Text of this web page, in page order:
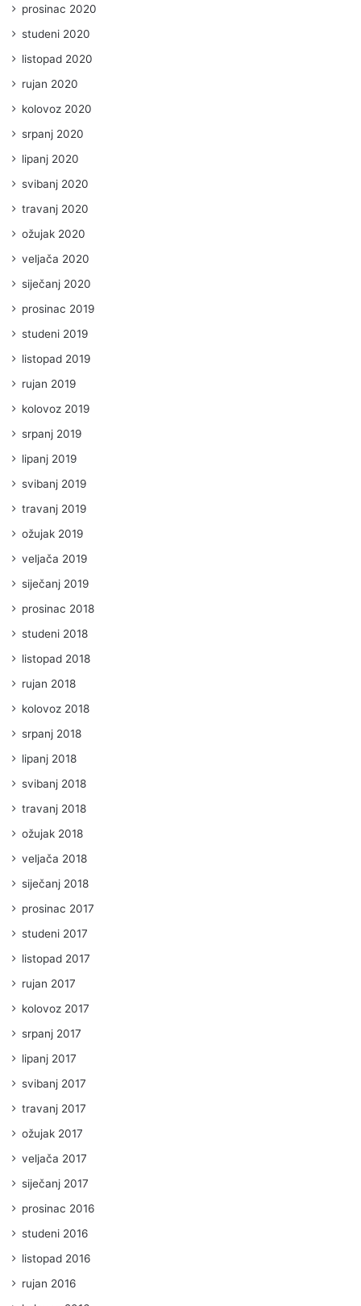
prosinac 2020
studeni 2020
listopad 2020
rujan 2020
kolovoz 2020
srpanj 2020
lipanj 2020
svibanj 2020
travanj 2020
ožujak 2020
veljača 2020
siječanj 2020
prosinac 2019
studeni 2019
listopad 2019
rujan 2019
kolovoz 2019
srpanj 2019
lipanj 2019
svibanj 2019
travanj 2019
ožujak 2019
veljača 2019
siječanj 2019
prosinac 2018
studeni 2018
listopad 2018
rujan 2018
kolovoz 2018
srpanj 2018
lipanj 2018
svibanj 2018
travanj 2018
ožujak 2018
veljača 2018
siječanj 2018
prosinac 2017
studeni 2017
listopad 2017
rujan 2017
kolovoz 2017
srpanj 2017
lipanj 2017
svibanj 2017
travanj 2017
ožujak 2017
veljača 2017
siječanj 2017
prosinac 2016
studeni 2016
listopad 2016
rujan 2016